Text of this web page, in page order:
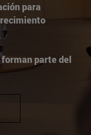
para
forman parte del